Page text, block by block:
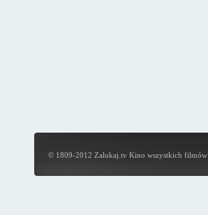
© 1809-2012 Zalukaj.tv Kino wszystkich filmów